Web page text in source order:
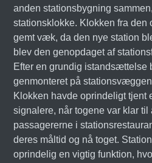
anden stationsbygning
stationsklokke. Klokken fra den
gemt væk, da den nye station
blev den genopdaget af
Efter en grundig istandsættelse
genmonteret på
Klokken havde oprindeligt tjent
signalere, når togene var klar til
passagererne i
deres måltid og nå toget.
oprindelig en vigtig funktion,